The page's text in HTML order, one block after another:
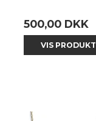
500,00 DKK
VIS PRODUKT